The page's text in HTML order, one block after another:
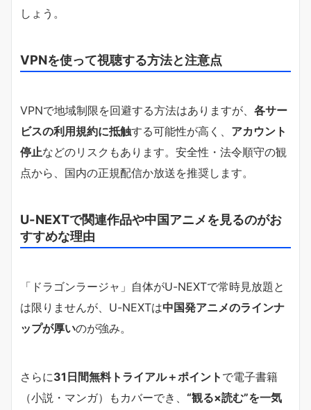
しょう。
VPNを使って視聴する方法と注意点
VPNで地域制限を回避する方法はありますが、 各サー
ビスの利用規約に抵触する可能性が高く、 アカウント
停止などのリスクもあります。安全性・法令順守の観
点から、国内の正規配信か放送を推奨します。
U-NEXTで関連作品や中国アニメを見るのがお
すすめな理由
「ドラゴンラージャ」自体がU-NEXTで常時見放題と
は限りませんが、U-NEXTは中国発アニメのラインナ
ップが厚いのが強み。
さらに31日間無料トライアル＋ポイント で電子書籍
（小説・マンガ）もカバーでき、 “観る×読む”を一気